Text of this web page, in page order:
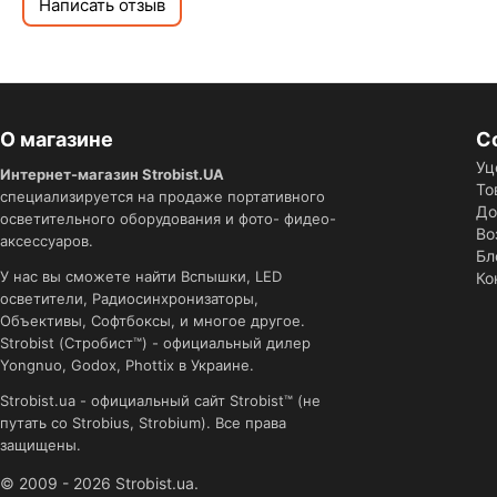
Написать отзыв
О магазине
Интернет-магазин Strobist.UA
специализируется на продаже портативного
осветительного оборудования и фото- фидео-
аксессуаров.
У нас вы сможете найти Вспышки, LED
осветители, Радиосинхронизаторы,
Объективы, Софтбоксы, и многое другое.
Strobist (Стробист™) - официальный дилер
Yongnuo, Godox, Phottix в Украине.
Strobist.ua - официальный сайт Strobist™ (не
путать со Strobius, Strobium). Все права
защищены.
© 2009 - 2026 Strobist.ua.